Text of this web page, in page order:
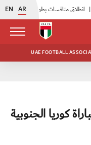
EN AR
UAE FOOTBALL
كوريا الجنوبية